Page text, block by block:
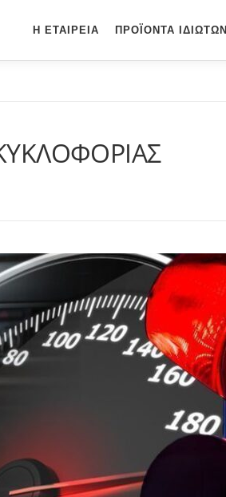
Η ΕΤΑΙΡΕΊΑ ΠΡΟΪΌΝΤΑ ΙΔΙΩΤΏΝ